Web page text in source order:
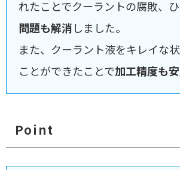
れたことでクーラントの腐敗、
問題も解消しました。
また、クーラント液をキレイな
ことができたことで加工精度も
Point